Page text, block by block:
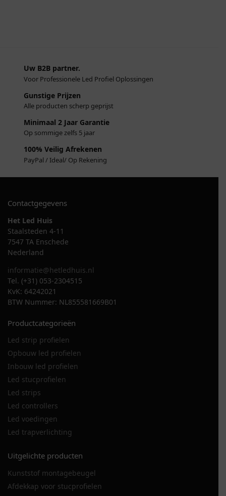
Uw B2B partner.
Voor Professionele Led Profiel Oplossingen
Gunstige Prijzen
Alle producten scherp geprijst
Minimaal 2 Jaar Garantie
Op sommige zelfs 5 jaar
100% Veilig Afrekenen
PayPal / Ideal/ Op Rekening
Contactgegevens
Het Led Huis
Staalsteden 4-11
7547 TA Enschede
Nederland
informatie@hetledhuis.nl
Tel. (+31) 053-2304515
KvK: 64242021
BTW Nummer: NL855581669B01
Productcategorieën
Led strip profielen
Opbouw led profielen
Inbouw led profielen
Led stucprofielen
Led strips
Led controllers
Led voedingen
Led trapverlichting
Uitgelichte producten
Kunststof montagebeugel
Afdekkap voor stucprofielen